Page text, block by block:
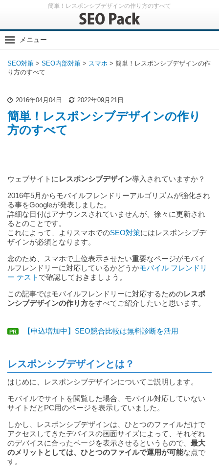
簡単！レスポンシブデザインの作り方のすべて
メニュー
内部対策の基本
クローラー対策
スマホ
アナリティクス
SEO対策 > SEO内部対策 > スマホ > 簡単！レスポンシブデザインの作
り方のすべて
2016年04月04日 2022年09月21日
簡単！レスポンシブデザインの作り
方のすべて
ウェブサイトに レスポンシブデザイン導入されていますか？
2016年5月からモバイルフレンドリーアルゴリズムが強化され
る事をGoogleが発表しました。
詳細な日付はアナウンスされていませんが、徐々に更新され
るとのことです。
これによって、よりスマホでのSEO対策にはレスポンシブデ
ザインが必須となります。
念のため、スマホで上位表示させたい重要なページがモバイ
ルフレンドリーに対応しているかどうかモバイル フレンドリ
ー テスト で確認しておきましょう。
この記事ではモバイルフレンドリーに対応するためのレスポ
ンシブデザインの作り方をすべてご紹介したいと思います。
PR 【申込増加中】SEO競合比較は無料診断を活用
レスポンシブデザインとは？
はじめに、レスポンシブデザインについてご説明します。
モバイルでサイトを閲覧した場合、モバイル対応していない
サイトだとPC用のページを表示していました。
しかし、レスポンシブデザインは、ひとつのファイルだけで
アクセスしてきたデバイスの画面サイズによって、それぞれ
のデバイスに合ったページを表示させるというもので、 最大
のメリットとしては、ひとつのファイルで運用が可能な点で
す。